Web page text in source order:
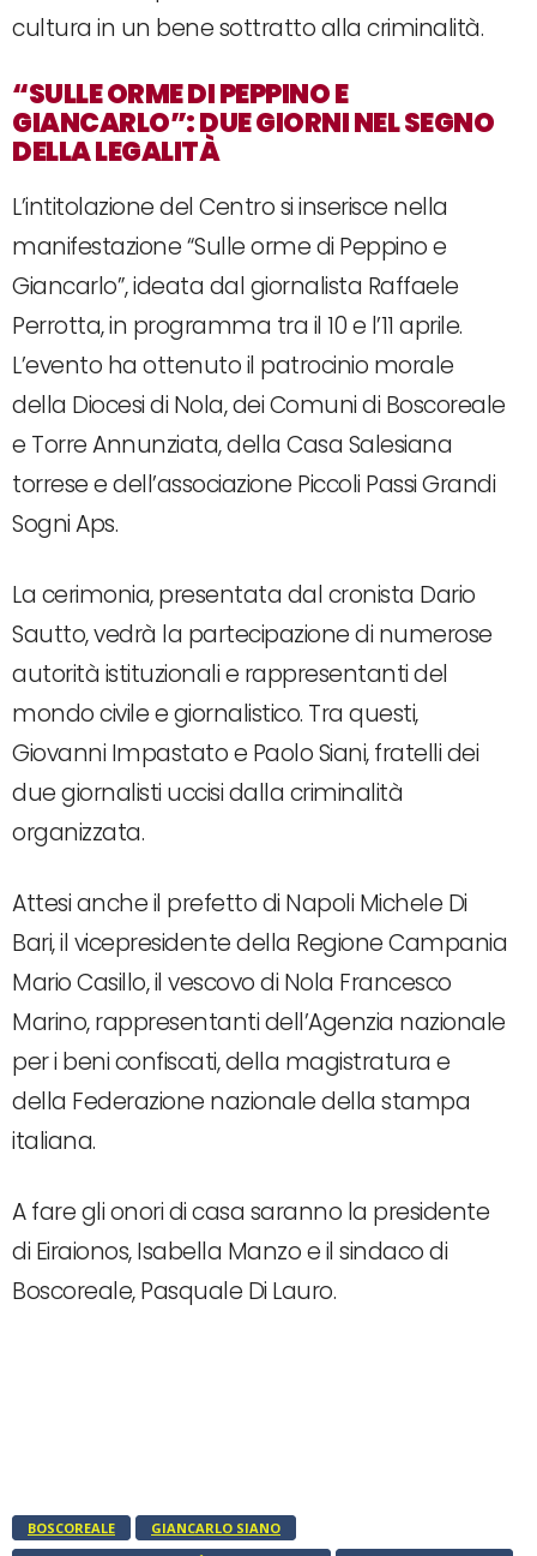
cultura in un bene sottratto alla criminalità.
“SULLE ORME DI PEPPINO E
GIANCARLO”: DUE GIORNI NEL SEGNO
DELLA LEGALITÀ
L’intitolazione del Centro si inserisce nella
manifestazione “Sulle orme di Peppino e
Giancarlo”, ideata dal giornalista Raffaele
Perrotta, in programma tra il 10 e l’11 aprile.
L’evento ha ottenuto il patrocinio morale
della Diocesi di Nola, dei Comuni di Boscoreale
e Torre Annunziata, della Casa Salesiana
torrese e dell’associazione Piccoli Passi Grandi
Sogni Aps.
La cerimonia, presentata dal cronista Dario
Sautto, vedrà la partecipazione di numerose
autorità istituzionali e rappresentanti del
mondo civile e giornalistico. Tra questi,
Giovanni Impastato e Paolo Siani, fratelli dei
due giornalisti uccisi dalla criminalità
organizzata.
Attesi anche il prefetto di Napoli Michele Di
Bari, il vicepresidente della Regione Campania
Mario Casillo, il vescovo di Nola Francesco
Marino, rappresentanti dell’Agenzia nazionale
per i beni confiscati, della magistratura e
della Federazione nazionale della stampa
italiana.
A fare gli onori di casa saranno la presidente
di Eiraionos, Isabella Manzo e il sindaco di
Boscoreale, Pasquale Di Lauro.
BOSCOREALE
GIANCARLO SIANO